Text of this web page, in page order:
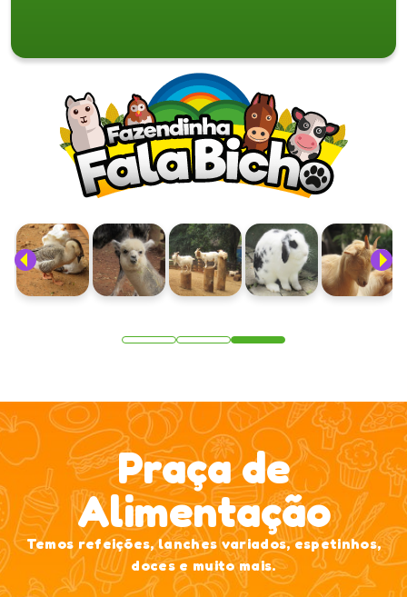
Praça de
Alimentação
Temos refeições, lanches variados, espetinhos,
doces e muito mais.